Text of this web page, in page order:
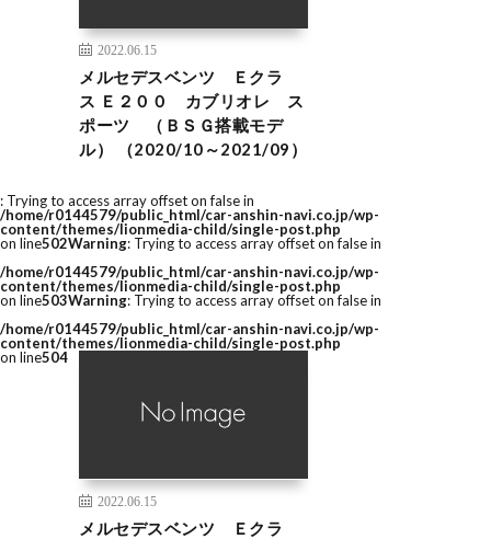
2022.06.15
メルセデスベンツ Ｅクラ
ス Ｅ２００ カブリオレ ス
ポーツ （ＢＳＧ搭載モデ
ル） （2020/10～2021/09）
: Trying to access array offset on false in
/home/r0144579/public_html/car-anshin-navi.co.jp/wp-
content/themes/lionmedia-child/single-post.php
on line502Warning: Trying to access array offset on false in
/home/r0144579/public_html/car-anshin-navi.co.jp/wp-
content/themes/lionmedia-child/single-post.php
on line503Warning: Trying to access array offset on false in
/home/r0144579/public_html/car-anshin-navi.co.jp/wp-
content/themes/lionmedia-child/single-post.php
on line504
2022.06.15
メルセデスベンツ Ｅクラ